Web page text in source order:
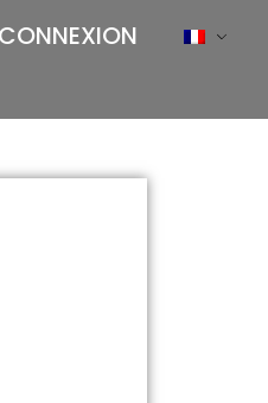
CONNEXION